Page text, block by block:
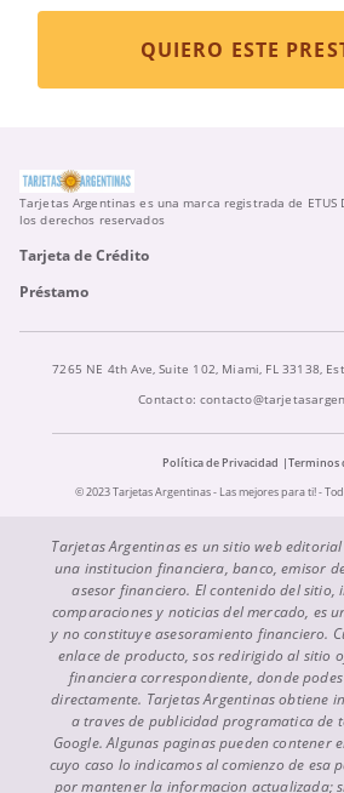
QUIERO ESTE
Tarjetas Argentinas es una marca registrada de ETUS
los derechos reservados
Tarjeta de Crédito
Préstamo
7265 NE 4th Ave, Suite 102, Miami, FL 33138,
Contacto:
Política de Privacidad
Terminos
© 2023 Tarjetas Argentinas - Las mejores para ti! -
Tarjetas Argentinas es un sitio web
una institucion financiera, banco, emisor
asesor financiero. El contenido del sitio,
comparaciones y noticias del mercado, es
y no constituye asesoramiento financiero.
enlace de producto, sos redirigido al sitio
financiera correspondiente, donde
directamente. Tarjetas Argentinas obtiene
a traves de publicidad programatica de
Google. Algunas paginas pueden contener
cuyo caso lo indicamos al comienzo de esa
por mantener la informacion actualizada;